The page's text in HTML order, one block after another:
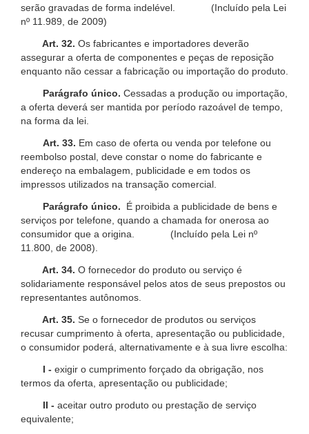
serão gravadas de forma indelével. (Incluído pela Lei
nº 11.989, de 2009)
Art. 32. Os fabricantes e importadores deverão
assegurar a oferta de componentes e peças de reposição
enquanto não cessar a fabricação ou importação do produto.
Parágrafo único. Cessadas a produção ou importação,
a oferta deverá ser mantida por período razoável de tempo,
na forma da lei.
Art. 33. Em caso de oferta ou venda por telefone ou
reembolso postal, deve constar o nome do fabricante e
endereço na embalagem, publicidade e em todos os
impressos utilizados na transação comercial.
Parágrafo único.
É proibida a publicidade de bens e
serviços por telefone, quando a chamada for onerosa ao
consumidor que a origina. (Incluído pela Lei nº
11.800, de 2008).
Art. 34. O fornecedor do produto ou serviço é
solidariamente responsável pelos atos de seus prepostos ou
representantes autônomos.
Art. 35. Se o fornecedor de produtos ou serviços
recusar cumprimento à oferta, apresentação ou publicidade,
o consumidor poderá, alternativamente e à sua livre escolha:
I - exigir o cumprimento forçado da obrigação, nos
termos da oferta, apresentação ou publicidade;
II - aceitar outro produto ou prestação de serviço
equivalente;